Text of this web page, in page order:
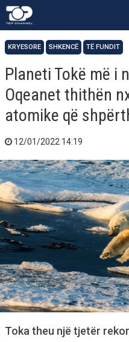
KRYESORE SHKENCË TË FUNDIT
Planeti Tokë më i
Oqeanet thithën
atomike që
12/01/2022 14:19
Toka theu një tjetër